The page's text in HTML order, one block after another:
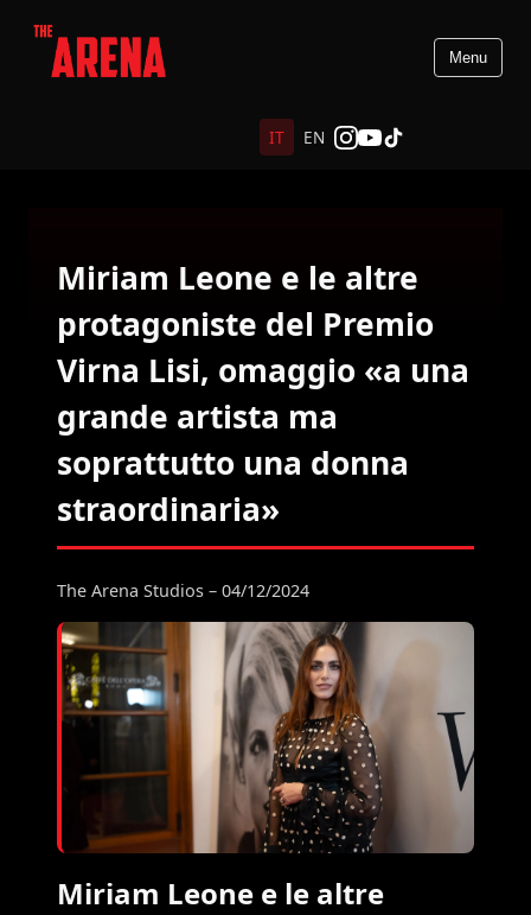
Menu
IT EN
Miriam Leone e le altre
protagoniste del Premio
Virna Lisi, omaggio «a una
grande artista ma
soprattutto una donna
straordinaria»
The Arena Studios – 04/12/2024
Miriam Leone e le altre